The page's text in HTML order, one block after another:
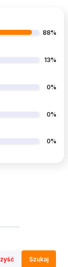
88%
13%
0%
0%
0%
Szukaj